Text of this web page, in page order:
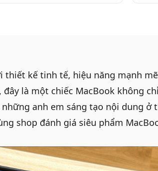
thiết kế tinh tế, hiệu năng mạnh
là một chiếc MacBook không
anh em sáng tạo nội dung ở
shop đánh giá siêu phẩm